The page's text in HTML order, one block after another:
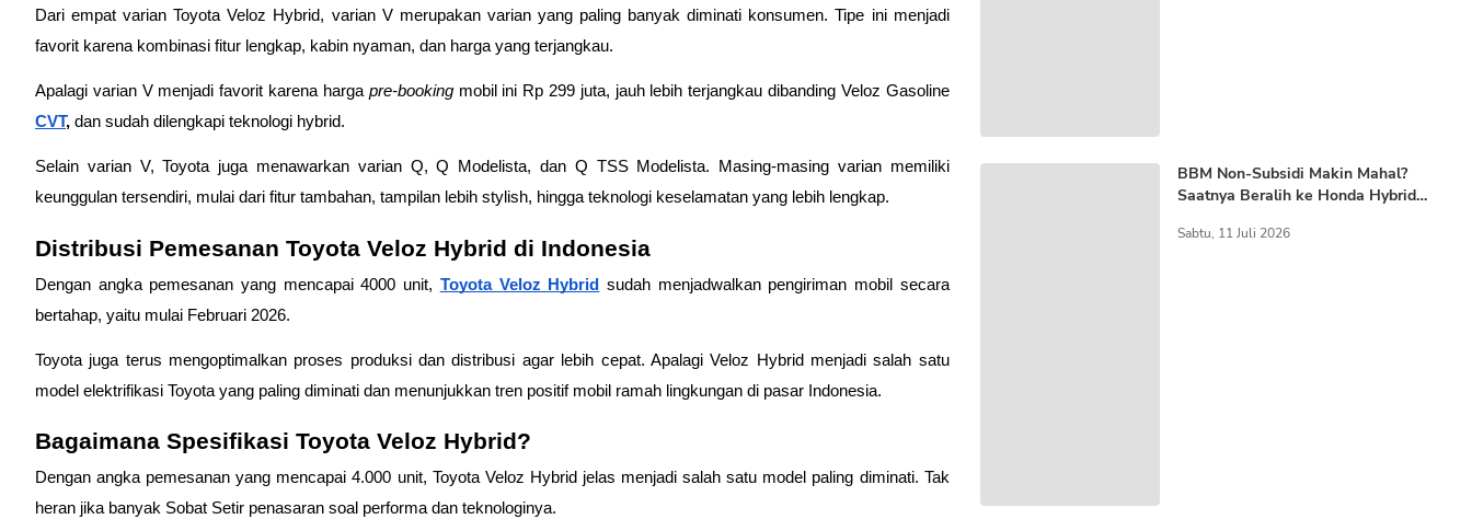
Dari empat varian Toyota Veloz Hybrid, varian V merupakan varian yang paling banyak diminati konsumen. Tipe ini menjadi
favorit karena kombinasi fitur lengkap, kabin nyaman, dan harga yang terjangkau.
Apalagi varian V menjadi favorit karena harga pre-booking
mobil ini Rp 299 juta, jauh lebih terjangkau dibanding Veloz Gasoline
CVT, dan sudah dilengkapi teknologi hybrid.
Selain varian V, Toyota juga menawarkan varian Q, Q Modelista, dan Q TSS Modelista. Masing-masing varian memiliki
keunggulan tersendiri, mulai dari fitur tambahan, tampilan lebih stylish, hingga teknologi keselamatan yang lebih lengkap.
Distribusi Pemesanan Toyota Veloz Hybrid di Indonesia
Dengan angka pemesanan yang mencapai 4000 unit, Toyota Veloz Hybrid
sudah menjadwalkan pengiriman mobil secara
bertahap, yaitu mulai Februari 2026.
Toyota juga terus mengoptimalkan proses produksi dan distribusi agar lebih cepat. Apalagi Veloz Hybrid menjadi salah satu
model elektrifikasi Toyota yang paling diminati dan menunjukkan tren positif mobil ramah lingkungan di pasar Indonesia.
Bagaimana Spesifikasi Toyota Veloz Hybrid?
Dengan angka pemesanan yang mencapai 4.000 unit, Toyota Veloz Hybrid jelas menjadi salah satu model paling diminati. Tak
heran jika banyak Sobat Setir penasaran soal performa dan teknologinya.
BBM Non-Subsidi Makin Mahal?
Saatnya Beralih ke Honda Hybrid
Sabtu, 11 Juli 2026